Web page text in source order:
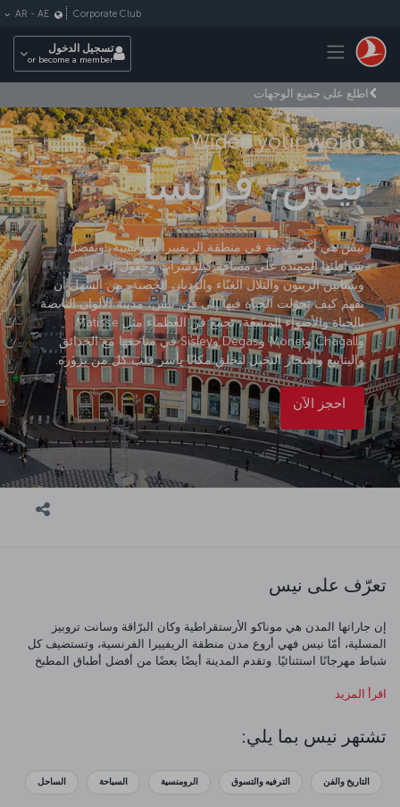
Toggle navigation
Corporate Club
AR - AE
تسجيل الدخول
or become a member
اطلع على جميع الوجهات
Widen your world
نيس، فرنسا
نيس هي أكبر مدينة في منطقة الريفييرا الفرنسية، وبفضل
شواطئها الممتدة على مسافة كيلومترات وحقول الخزامى
وبساتين الزيتون والتلال الغنّاء والوديان الخصبة، من السهل أن
نفهم كيف تحوّلت الحياة فيها إلى فن. نيس، مدينة الألوان النابضة
بالحياة والأضواء المشعّة، تجمع فن العظماء مثل Matisse
وChagall وMonet وDegas وSisley في متاحفها مع الحدائق
والينابيع وأشجار النخيل لتخلق مكانًا يأسر قلب كل من يزوره.
احجز الآن
تعرّف على نيس
إن جاراتها المدن هي موناكو الأرستقراطية وكان البرّاقة وسانت تروبيز
المسلية، أمّا نيس فهي أروع مدن منطقة الريفييرا الفرنسية، وتستضيف كل
شباط مهرجانًا استثنائيًا. وتقدم المدينة أيضًا بعضًا من أفضل أطباق المطبخ
أرجائها، قد ترغب في اختيار كيس من الخزامى المجففة أو قنينة من زيت
الزيتون المصنوع محليًا لتخلّد بها ذكرى رحلتك.
اقرأ المزيد
تشتهر نيس بما يلي:
التاريخ والفن الترفيه والتسوق الرومنسية السباحة الساحل